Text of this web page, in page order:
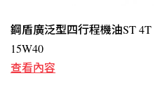
鋼盾廣泛型四行程機油ST 4T
15W40
查看內容